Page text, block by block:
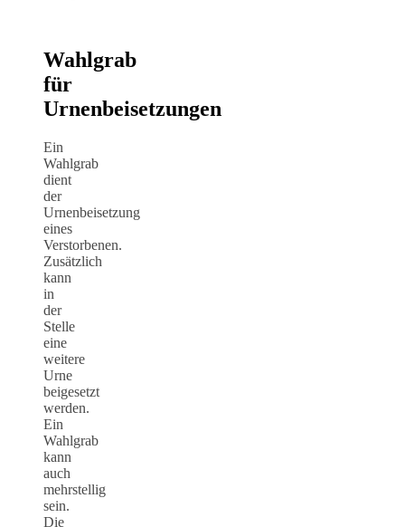
Wahlgrab
für
Urnenbeisetzungen
Ein
Wahlgrab
dient
der
Urnenbeisetzung
eines
Verstorbenen.
Zusätzlich
kann
in
der
Stelle
eine
weitere
Urne
beigesetzt
werden.
Ein
Wahlgrab
kann
auch
mehrstellig
sein.
Die